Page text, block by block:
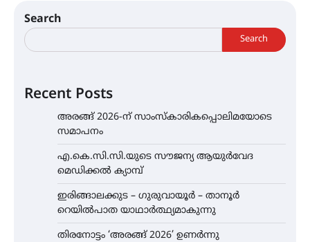
Search
Search
Recent Posts
അരങ്ങ് 2026-ന് സാംസ്കാരികപ്പൊലിമയോടെ
സമാപനം
എ.കെ.സി.സി.യുടെ സൗജന്യ ആയുർവേദ
മെഡിക്കൽ ക്യാമ്പ്
ഇരിങ്ങാലക്കുട – ഗുരുവായൂർ – താനൂർ
റെയിൽപാത യാഥാർത്ഥ്യമാകുന്നു
തിരനോട്ടം ‘അരങ്ങ് 2026’ ഉണർന്നു